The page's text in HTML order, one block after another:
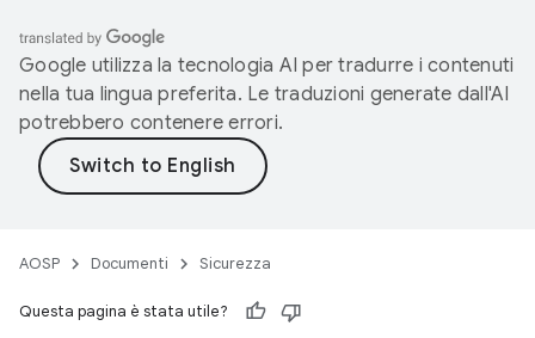
Google utilizza la tecnologia AI per tradurre i contenuti
nella tua lingua preferita. Le traduzioni generate dall'AI
potrebbero contenere errori.
AOSP Documenti Sicurezza
Questa pagina è stata utile?